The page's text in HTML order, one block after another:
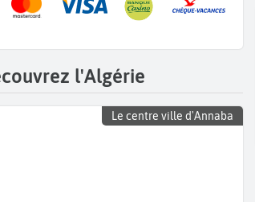
l'Algérie
Le centre ville d'Annaba